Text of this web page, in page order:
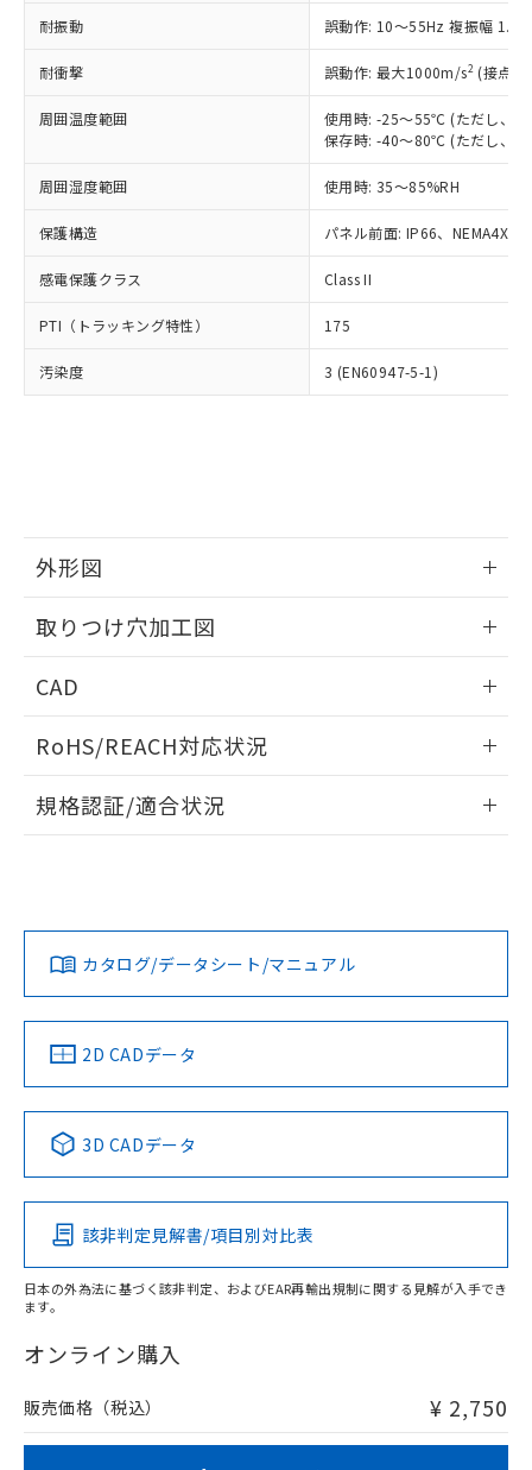
耐振動 誤動作: 10～55Hz 複振幅
耐衝撃 誤動作: 最大1000m/s2 (接点
周囲温度範囲
使用時: -25～55℃ (ただし、氷
保存時: -40～80℃ (ただし、氷
周囲湿度範囲 使用時: 35～85%RH
保護構造 パネル前面: IP66、NEMA4X,
感電保護クラス Class II
PTI（トラッキング特性） 175
汚染度 3 (EN60947-5-1)
外形図
取りつけ穴加工図
CAD
ドすることができます。
ログイン/会員登録
ダウンロードデータをご利用いただく前に、以下を必ずお読
みください。
ソフトウェアの使用条件
RoHS/REACH対応状況
EU RoHS 注意事項・凡例
対応済み
中国 RoHS 注意事項・凡例
Pb Hg Cd Cr(VI)
O
在庫等で未対応品が混在する可能性があります。
問い合わせください。
規格認証/適合状況
LR型式承認
（イギリス
船舶規格）
DNV型式承認
（ノルウェー
BV型式承認
（フランス
KR型式
（韓国
No No No No
この製品の規格認証/適合状況ページへ
その他の認証はこちらのページからご検索ください
カタログ/データシート/マニュアル
2D CADデータ
3D CADデータ
該非判定見解書/項目別対比表
日本の外為法に基づく該非判定、およびEAR再輸出規制に関する見解が入手でき
ます。
オンライン購入
販売価格（税込） ¥ 2,750
正式な納期状況および標準価格はお客
様のお取引先、またはお客様担当のオ
ムロン制御機器販売店・当社販売員に
オムロン制御機器販売店や当社販売拠
販売ネットワーク
」をご確認
在庫状況および標準価格結果を当社の
示しないようお願いします。
マイパーツ機能（部品リスト作成サー
ビス）をご利用いただくには、I-Web
メンバーズにご登録されている必要が
お客様が当ウェブサイト上で当社にご
登録された部品リストについて、当社
の共同利用に関して"
の「1.共同利
指します。
ルベンジル（BBP） 1000ppm以下、フタル酸ジブチル
（DBP） 1000ppm以下、フタル酸ジイソブチル
但し、RoHS指令で産業用監視および制御機器に対する
フタル酸エステル類の４物質については閾値を超える意
図的な使用がないことを確認しています。
部品在庫の切り替え状況などにより、予定
月が前後することがあります。
※3 非含有証明書ダウンロード
51物質の非含有証明書（当社基準）
※本証明書は発行日時点で非含有を証明す
るもので、過去に遡って非含有を証明する
また、RoHS指令のフタル酸エステル類４
物質の対応では、対応完了までの期間は出
既に当社にて対応品への在庫切替を完了
していることから、特段のことがない限
り、2022年1月12日より割愛しておりま
す。
DBP(フタル酸ジブチル) : 1000ppm、 DIBP(フタル酸ジ
イソブチル) : 1000ppm、 BBP(フタル酸ブチルベンジ
「ｅ」：有害物質（10物質）のすべてが基
準値以下であることを示します。
「10」：通常の使用状況下において有害物
質が外部に漏えいし、環境に深刻な影響を
及ぼさない年数を意味します。
「－」：未確認です。当社販売部門へお問
全に破砕するなど、違法に輸出されな
いよう必要な手段を講じます。
当社は貴社製品を、核兵器、ミサイ
ル、化学兵器、生物兵器またはその他
武器並びにこれらの製造装置等に一切
当社は、貴社製品を第三者に販売する
場合は、上記1、2および3の内容を当
該第三者に通知します。また当社は、
販売先および販売に係わる関係者が違
法に輸出するおそれがある場合は、取
－
在庫なし(最新の在庫状況につ
いては、お客様のお取引先、ま
たはお客様担当のオムロン制御
機器販売店・当社販売員にご確
空
受注生産機種、また在庫状況の
情報を公開していない機種